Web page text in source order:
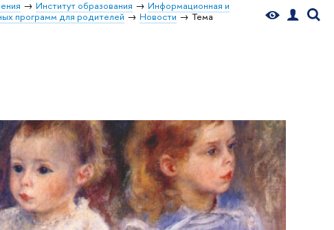
Институт образования
Информационная и
программ для родителей
Новости
Тема